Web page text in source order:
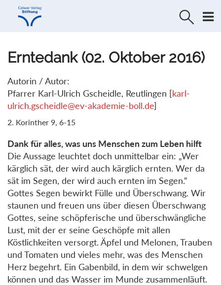
Direkt
Direkt
Erntedank (02. Oktober 2016)
Autorin / Autor:
Pfarrer Karl-Ulrich Gscheidle, Reutlingen [karl-
ulrich.gscheidle@ev-akademie-boll.de]
2. Korinther 9, 6-15
Dank für alles, was uns Menschen zum Leben hilft
Die Aussage leuchtet doch unmittelbar ein: „Wer
kärglich sät, der wird auch kärglich ernten. Wer da
sät im Segen, der wird auch ernten im Segen.“
Gottes Segen bewirkt Fülle und Überschwang. Wir
staunen und freuen uns über diesen Überschwang
Gottes, seine schöpferische und überschwängliche
Lust, mit der er seine Geschöpfe mit allen
Köstlichkeiten versorgt. Äpfel und Melonen, Trauben
und Tomaten und vieles mehr, was des Menschen
Herz begehrt. Ein Gabenbild, in dem wir schwelgen
können und das Wasser im Munde zusammenläuft.